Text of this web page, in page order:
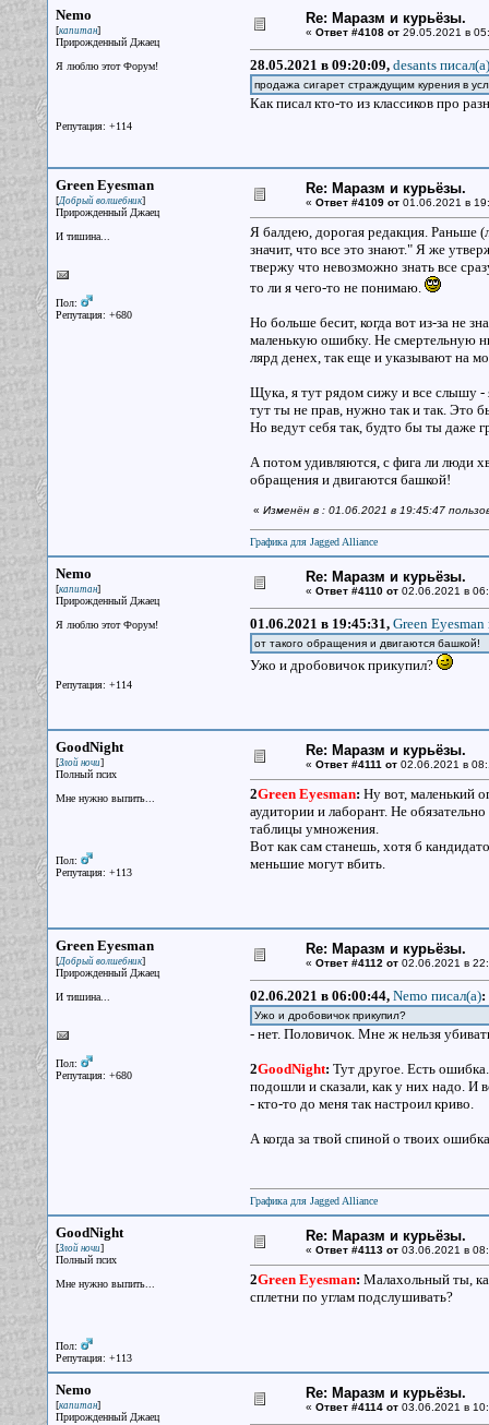
Nemo
[капитан]
Прирожденный Джаец
Я люблю этот Форум!
Репутация: +114
Re: Маразм и курьёзы.
« Ответ #4108 от29.05.2021 в
28.05.2021 в 09:20:09, desants писал(a)
продажа сигарет страждущим курения в
Как писал кто-то из классиков про
Green Eyesman
[Добрый волшебник]
Прирожденный Джаец
И тишина...
Пол:
Репутация: +680
Re: Маразм и курьёзы.
« Ответ #4109 от01.06.2021 в
Я балдею, дорогая редакция. Раньше
значит, что все это знают." Я же
твержу что невозможно знать все
то ли я чего-то не понимаю.
Но больше бесит, когда вот из-за не
маленькую ошибку. Не смертельную
лярд денех, так еще и указывают на
Щука, я тут рядом сижу и все слышу -
тут ты не прав, нужно так и так. Это
Но ведут себя так, будто бы ты даже
А потом удивляются, с фига ли люди
обращения и двигаются башкой!
« Изменён в : 01.06.2021 в 19:45:47
Графика для Jagged Alliance
Nemo
[капитан]
Прирожденный Джаец
Я люблю этот Форум!
Репутация: +114
Re: Маразм и курьёзы.
« Ответ #4110 от02.06.2021 в
01.06.2021 в 19:45:31, Green Eyesman
от такого обращения и двигаются башкой!
Ужо и дробовичок прикупил?
GoodNight
[Злой ночи]
Полный псих
Мне нужно выпить...
Пол:
Репутация: +113
Re: Маразм и курьёзы.
« Ответ #4111 от02.06.2021 в
2Green Eyesman: Ну вот, маленький
аудитории и лаборант. Не
таблицы умножения.
Вот как сам станешь, хотя б
меньшие могут вбить.
Green Eyesman
[Добрый волшебник]
Прирожденный Джаец
И тишина...
Пол:
Репутация: +680
Re: Маразм и курьёзы.
« Ответ #4112 от02.06.2021 в
02.06.2021 в 06:00:44, Nemo писал(a):
Ужо и дробовичок прикупил?
- нет. Половичок. Мне ж нельзя
2GoodNight: Тут другое. Есть
подошли и сказали, как у них надо. И
- кто-то до меня так настроил криво.
А когда за твой спиной о твоих
Графика для Jagged Alliance
GoodNight
[Злой ночи]
Полный псих
Мне нужно выпить...
Пол:
Репутация: +113
Re: Маразм и курьёзы.
« Ответ #4113 от03.06.2021 в
2Green Eyesman: Малахольный ты,
сплетни по углам подслушивать?
Nemo
[капитан]
Прирожденный Джаец
Re: Маразм и курьёзы.
« Ответ #4114 от03.06.2021 в